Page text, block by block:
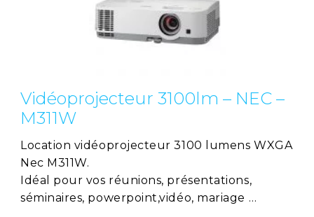
Vidéoprojecteur 3100lm – NEC –
M311W
Location vidéoprojecteur 3100 lumens WXGA
Nec M311W.
Idéal pour vos réunions, présentations,
séminaires, powerpoint,vidéo, mariage …